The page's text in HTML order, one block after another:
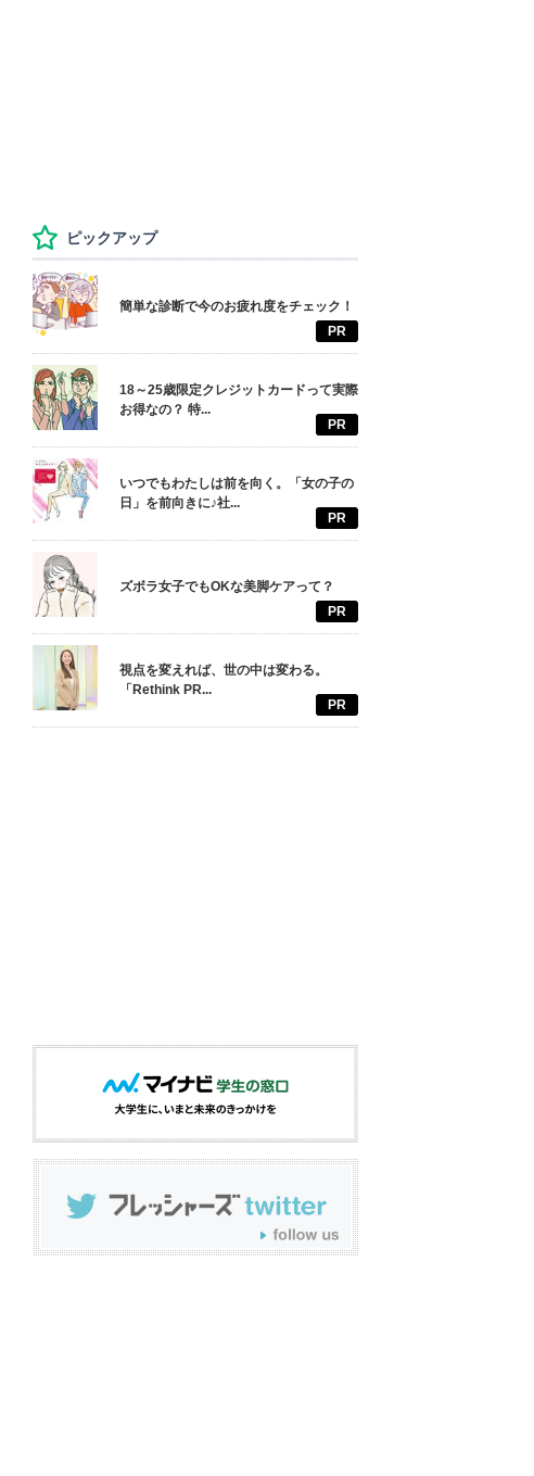
ピックアップ
簡単な診断で今のお疲れ度をチェック！
PR
18～25歳限定クレジットカードって実際
お得なの？ 特...
PR
いつでもわたしは前を向く。「女の子の
日」を前向きに♪社...
PR
ズボラ女子でもOKな美脚ケアって？
PR
視点を変えれば、世の中は変わる。
「Rethink PR...
PR